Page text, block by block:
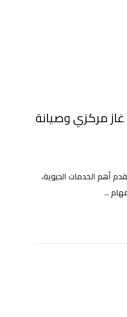
مركزي وصيانة
أهم الخدمات الحيوية،
...